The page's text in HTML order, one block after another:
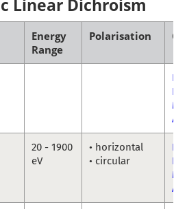
Linear Dichroism
Energy
Range
Polarisation
20 - 1900
eV
• horizontal
• circular